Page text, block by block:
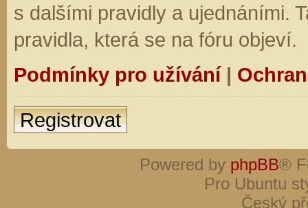
s dalšími pravidly a ujednáními.
pravidla, která se na fóru objeví.
Podmínky pro užívání|
Registrovat
Powered by phpBB®
Pro Ubuntu
Český